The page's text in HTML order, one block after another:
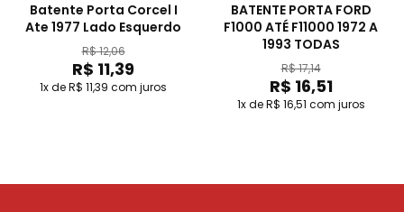
Batente Porta Corcel I
Ate 1977 Lado Esquerdo
R$ 12,06
R$ 11,39
1x de R$ 11,39 com juros
BATENTE PORTA FORD
F1000 ATÉ F11000 1972 A
1993 TODAS
R$ 17,14
R$ 16,51
1x de R$ 16,51 com juros